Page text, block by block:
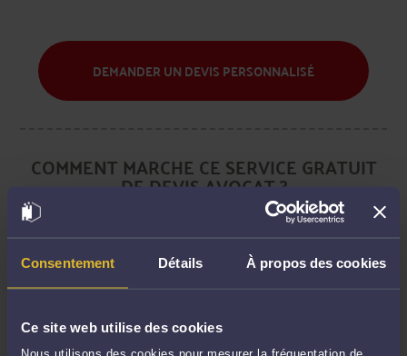
Consentement Détails À propos des cookies
Ce site web utilise des cookies
Nous utilisons des cookies pour mesurer la fréquentation de
DEMANDER UN DEVIS PERSONNALISÉ
COMMENT MARCHE CE SERVICE GRATUIT
DE DEVIS AVOCAT ?
Votre demande sera strictement envoyée aux seuls avocats près de
5 devis qui vous feront état des prestations et du coût de l'avocat
pour un jugement devant la Cour d'Assises (cas où vous êtes
en toute confidentialité.